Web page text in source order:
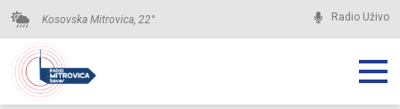
Kosovska Mitrovica, 22° Radio Uživo